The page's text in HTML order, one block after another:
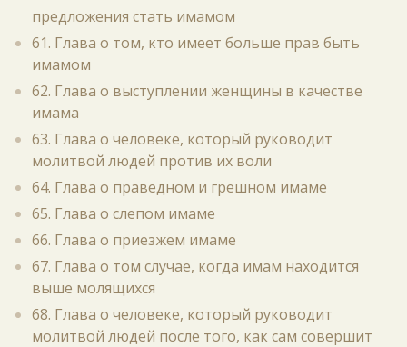
предложения стать имамом
61. Глава о том, кто имеет больше прав быть
имамом
62. Глава о выступлении женщины в качестве
имама
63. Глава о человеке, который руководит
молитвой людей против их воли
64. Глава о праведном и грешном имаме
65. Глава о слепом имаме
66. Глава о приезжем имаме
67. Глава о том случае, когда имам находится
выше молящихся
68. Глава о человеке, который руководит
молитвой людей после того, как сам совершит